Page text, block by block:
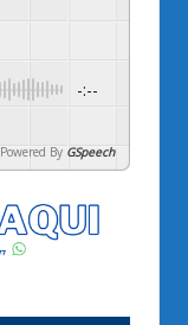
-:--
Powered By GSpeech